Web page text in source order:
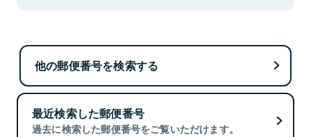
他の郵便番号を検索する
最近検索した郵便番号
過去に検索した郵便番号をご覧いただけます。